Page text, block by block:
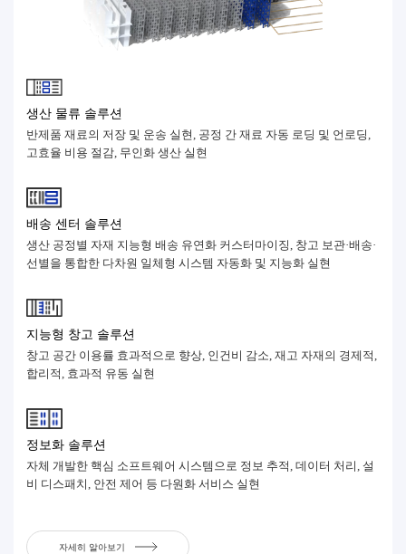
생산 물류 솔루션
반제품 재료의 저장 및 운송 실현, 공정 간 재료 자동 로딩 및 언로딩,
고효율 비용 절감, 무인화 생산 실현
배송 센터 솔루션
생산 공정별 자재 지능형 배송 유연화 커스터마이징, 창고 보관·배송·
선별을 통합한 다차원 일체형 시스템 자동화 및 지능화 실현
지능형 창고 솔루션
창고 공간 이용률 효과적으로 향상, 인건비 감소, 재고 자재의 경제적,
합리적, 효과적 유동 실현
정보화 솔루션
자체 개발한 핵심 소프트웨어 시스템으로 정보 추적, 데이터 처리, 설
비 디스패치, 안전 제어 등 다원화 서비스 실현
자세히 알아보기